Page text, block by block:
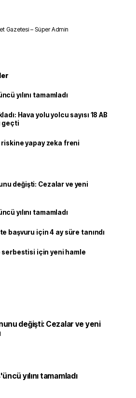
Gazetesi – Süper Admin
yılını tamamladı
Hava yolu yolcu sayısı 18 AB
geçti
riskine yapay zeka freni
değişti: Cezalar ve yeni
yılını tamamladı
başvuru için 4 ay süre tanındı
serbestisi için yeni hamle
değişti: Cezalar ve yeni
yılını tamamladı